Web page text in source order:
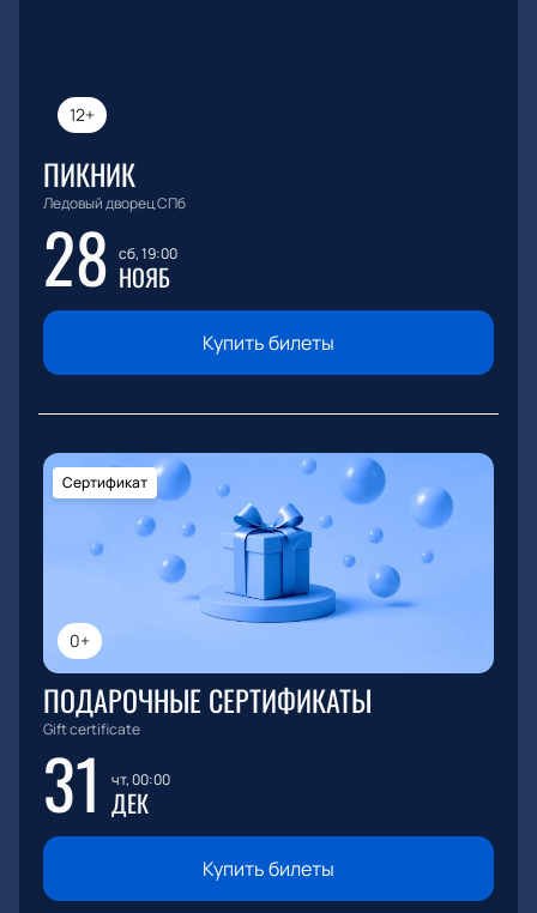
12+
ПИКНИК
Ледовый дворец СПб
28 сб, 19:00
НОЯБ
Купить билеты
0+
Сертификат
ПОДАРОЧНЫЕ СЕРТИФИКАТЫ
Gift certificate
31 чт, 00:00
ДЕК
Купить билеты